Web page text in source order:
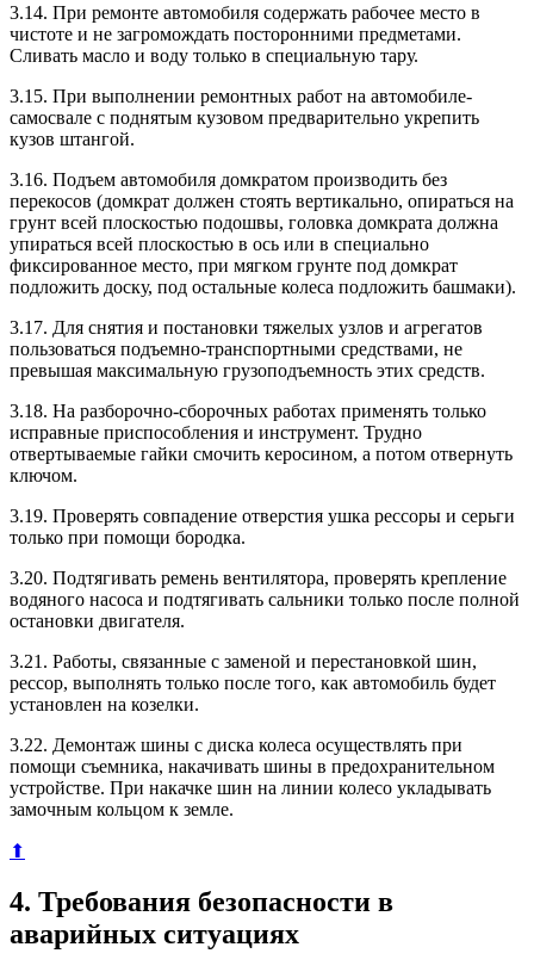
3.14. При ремонте автомобиля содержать рабочее место в
чистоте и не загромождать посторонними предметами.
Сливать масло и воду только в специальную тару.
3.15. При выполнении ремонтных работ на автомобиле-
самосвале с поднятым кузовом предварительно укрепить
кузов штангой.
3.16. Подъем автомобиля домкратом производить без
перекосов (домкрат должен стоять вертикально, опираться на
грунт всей плоскостью подошвы, головка домкрата должна
упираться всей плоскостью в ось или в специально
фиксированное место, при мягком грунте под домкрат
подложить доску, под остальные колеса подложить башмаки).
3.17. Для снятия и постановки тяжелых узлов и агрегатов
пользоваться подъемно-транспортными средствами, не
превышая максимальную грузоподъемность этих средств.
3.18. На разборочно-сборочных работах применять только
исправные приспособления и инструмент. Трудно
отвертываемые гайки смочить керосином, а потом отвернуть
ключом.
3.19. Проверять совпадение отверстия ушка рессоры и серьги
только при помощи бородка.
3.20. Подтягивать ремень вентилятора, проверять крепление
водяного насоса и подтягивать сальники только после полной
остановки двигателя.
3.21. Работы, связанные с заменой и перестановкой шин,
рессор, выполнять только после того, как автомобиль будет
установлен на козелки.
3.22. Демонтаж шины с диска колеса осуществлять при
помощи съемника, накачивать шины в предохранительном
устройстве. При накачке шин на линии колесо укладывать
замочным кольцом к земле.
⬆
4. Требования безопасности в
аварийных ситуациях